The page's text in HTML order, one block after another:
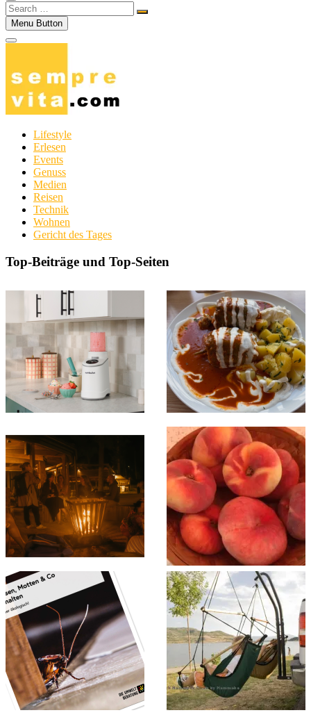
Search
…Menu Button
Lifestyle
Erlesen
Events
Genuss
Medien
Reisen
Technik
Wohnen
Gericht des Tages
Top-Beiträge und Top-Seiten